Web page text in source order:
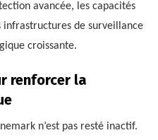
avancée, les capacités
de surveillance
croissante.
renforcer la
n’est pas resté inactif.